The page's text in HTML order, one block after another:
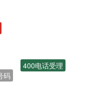
400电话受理